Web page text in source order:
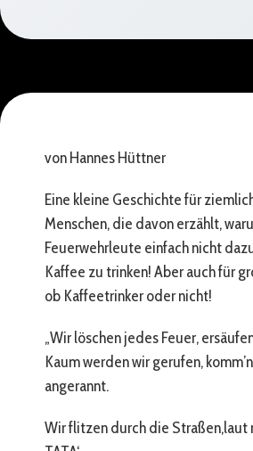
von Hannes Hüttner
Eine kleine Geschichte für
Menschen, die davon erzählt,
Feuerwehrleute einfach nicht
Kaffee zu trinken! Aber auch für
ob Kaffeetrinker oder nicht!
„Wir löschen jedes Feuer,
Kaum werden wir gerufen,
angerannt.
Wir flitzen durch die Straßen,laut